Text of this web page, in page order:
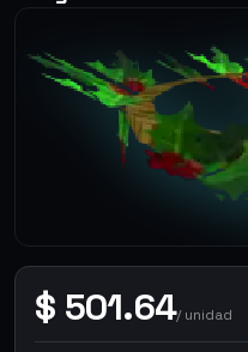
$ 501.64/unidad